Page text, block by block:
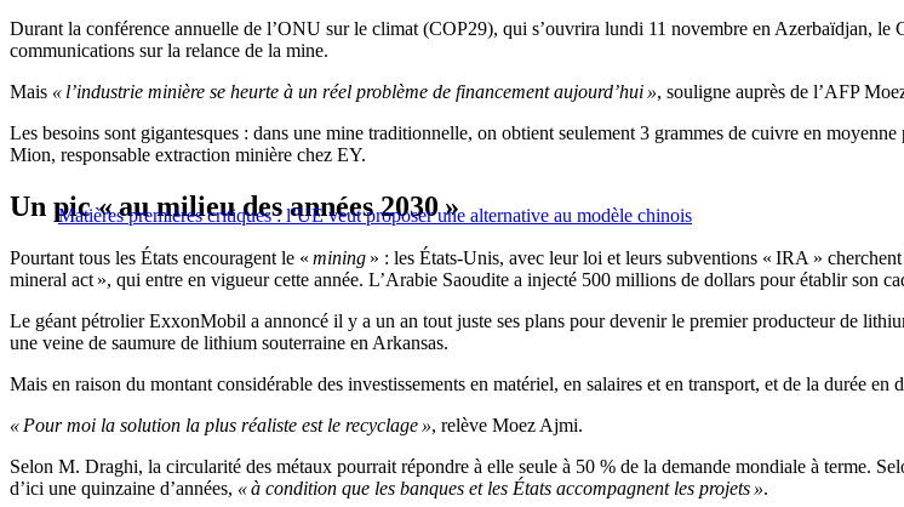
Durant la conférence annuelle de l’ONU sur le climat (COP29), qui s’ouvrira lundi 11 novembre en Azerbaïdjan,
communications sur la relance de la mine.
Mais « l’industrie minière se heurte à un réel problème de financement aujourd’hui », souligne auprès de l’AFP
Les besoins sont gigantesques : dans une mine traditionnelle, on obtient seulement 3 grammes de cuivre en
Mion, responsable extraction minière chez EY.
Matières premières critiques : l’UE veut proposer une alternative au modèle chinois
Un pic « au milieu des années 2030 »
Pourtant tous les États encouragent le « mining » : les États-Unis, avec leur loi et leurs subventions « IRA »
mineral act », qui entre en vigueur cette année. L’Arabie Saoudite a injecté 500 millions de dollars pour établir son
Le géant pétrolier ExxonMobil a annoncé il y a un an tout juste ses plans pour devenir le premier producteur de
une veine de saumure de lithium souterraine en Arkansas.
Mais en raison du montant considérable des investissements en matériel, en salaires et en transport, et de la durée en
« Pour moi la solution la plus réaliste est le recyclage », relève Moez Ajmi.
Selon M. Draghi, la circularité des métaux pourrait répondre à elle seule à 50 % de la demande mondiale à terme.
d’ici une quinzaine d’années, « à condition que les banques et les États accompagnent les projets ».